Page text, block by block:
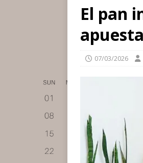
El pan
07/03/2026